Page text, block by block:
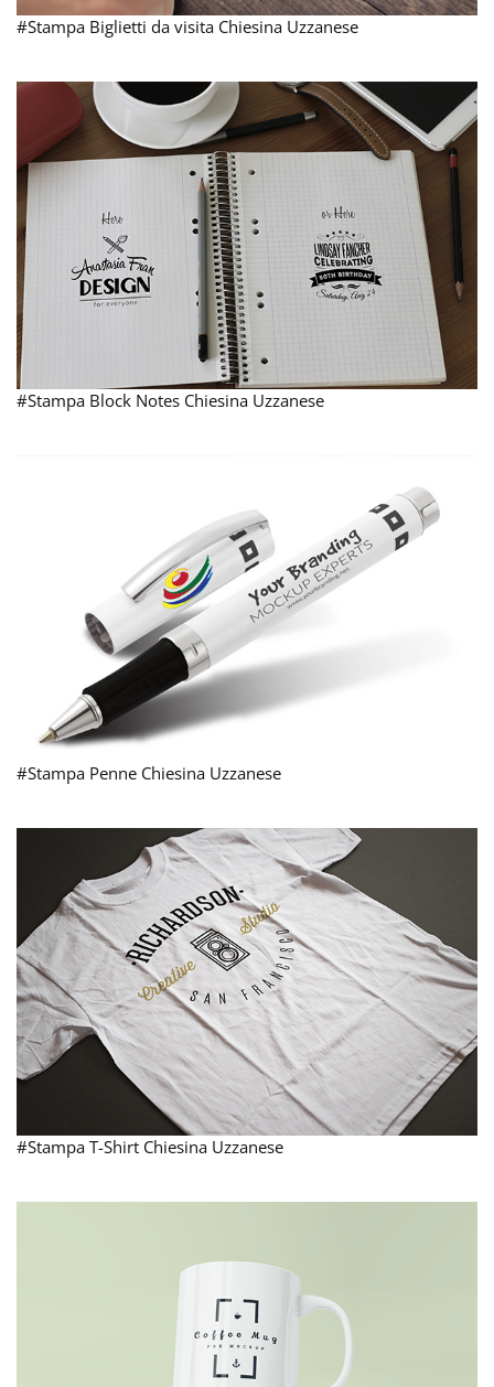
#Stampa Biglietti da visita Chiesina Uzzanese
#Stampa Block Notes Chiesina Uzzanese
#Stampa Penne Chiesina Uzzanese
#Stampa T-Shirt Chiesina Uzzanese